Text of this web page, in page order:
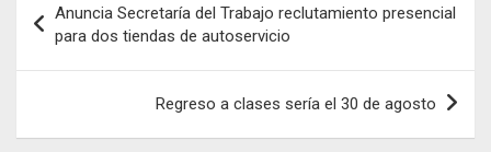
de
entradas
Anuncia Secretaría del Trabajo reclutamiento presencial
para dos tiendas de autoservicio
Regreso a clases sería el 30 de agosto